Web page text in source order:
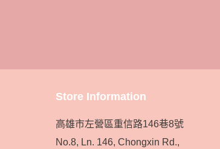
Store Information
高雄市左營區重信路146巷8號
No.8, Ln. 146, Chongxin Rd.,